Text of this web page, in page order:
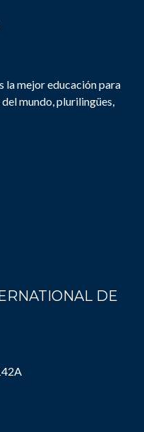
la mejor educación para
mundo, plurilingües,
DE